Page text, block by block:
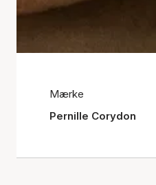
Mærke
Pernille Corydon